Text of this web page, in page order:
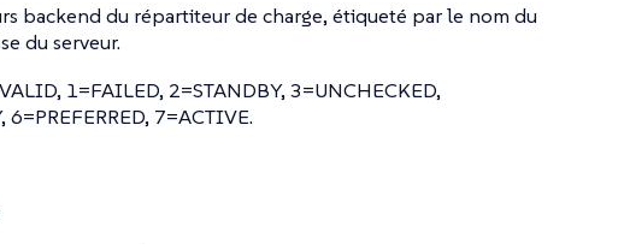
backend du répartiteur de charge, étiqueté par le nom du
du serveur.
1=FAILED, 2=STANDBY, 3=UNCHECKED,
7=ACTIVE.